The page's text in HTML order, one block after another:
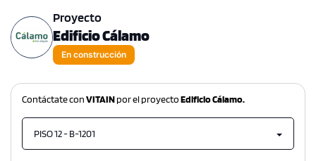
Proyecto
Edificio Cálamo
En construcción
Contáctate conVITAINpor el proyectoEdificio Cálamo.
PISO 12 - B-1201